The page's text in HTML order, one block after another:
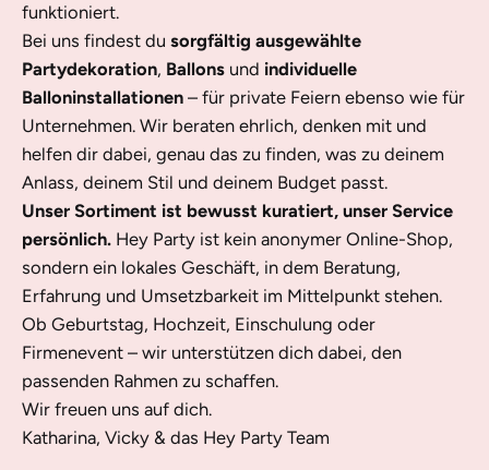
funktioniert.
Bei uns findest du sorgfältig ausgewählte
Partydekoration, Ballons und individuelle
Balloninstallationen – für private Feiern ebenso wie für
Unternehmen. Wir beraten ehrlich, denken mit und
helfen dir dabei, genau das zu finden, was zu deinem
Anlass, deinem Stil und deinem Budget passt.
Unser Sortiment ist bewusst kuratiert, unser Service
persönlich. Hey Party ist kein anonymer Online-Shop,
sondern ein lokales Geschäft, in dem Beratung,
Erfahrung und Umsetzbarkeit im Mittelpunkt stehen.
Ob Geburtstag, Hochzeit, Einschulung oder
Firmenevent – wir unterstützen dich dabei, den
passenden Rahmen zu schaffen.
Wir freuen uns auf dich.
Katharina, Vicky & das Hey Party Team